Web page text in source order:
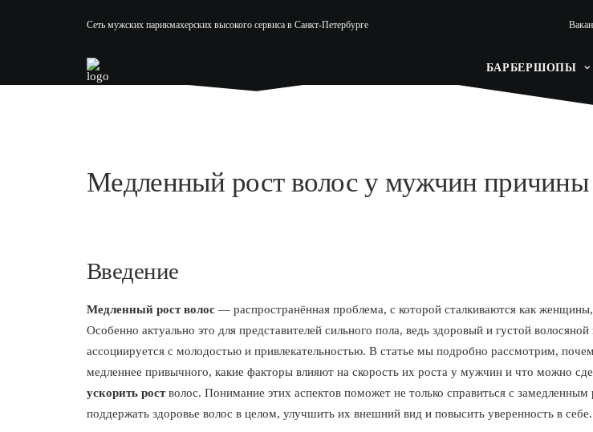
Сеть мужских парикмахерских высокого сервиса в Санкт-Петербурге
БАРБЕРШОПЫ
Медленный рост волос у мужчин причины
Введение
Медленный рост волос — распространённая проблема, с которой сталкиваются как
Особенно актуально это для представителей сильного пола, ведь здоровый и густой волосяной
ассоциируется с молодостью и привлекательностью. В статье мы подробно рассмотрим,
медленнее привычного, какие факторы влияют на скорость их роста у мужчин и что можно
ускорить ростволос. Понимание этих аспектов поможет не только справиться с
поддержать здоровье волос в целом, улучшить их внешний вид и повысить уверенность в себе.